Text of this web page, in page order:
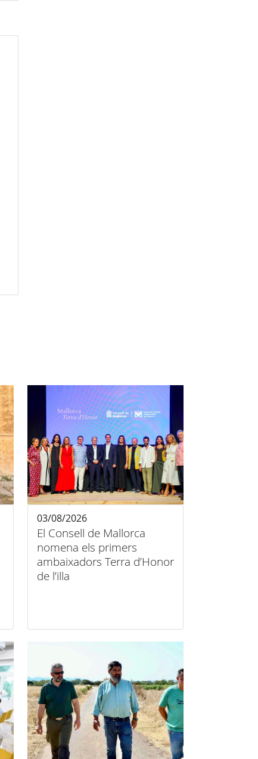
El Consell de Mallorca
nomena els primers
ambaixadors Terra d’Honor
de l’illa
03/08/2026